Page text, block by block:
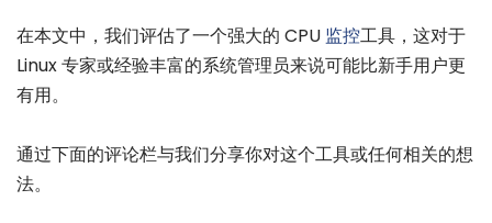
在本文中，我们评估了一个强大的 CPU 监控工具，这对于
Linux 专家或经验丰富的系统管理员来说可能比新手用户更
有用。
通过下面的评论栏与我们分享你对这个工具或任何相关的想
法。